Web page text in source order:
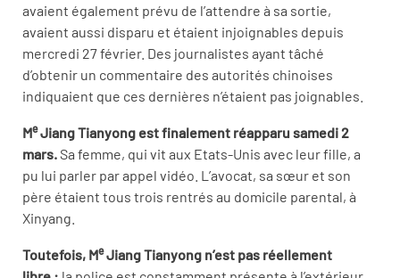
avaient également prévu de l’attendre à sa sortie,
avaient aussi disparu et étaient injoignables depuis
mercredi 27 février. Des journalistes ayant tâché
d’obtenir un commentaire des autorités chinoises
indiquaient que ces dernières n’étaient pas joignables.
MeJiang Tianyong est finalement réapparu samedi 2
mars.Sa femme, qui vit aux Etats-Unis avec leur fille, a
pu lui parler par appel vidéo. L’avocat, sa sœur et son
père étaient tous trois rentrés au domicile parental, à
Xinyang.
Toutefois, MeJiang Tianyong n’est pas réellement